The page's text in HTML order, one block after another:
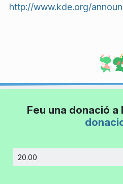
http://www.kde.org/
Feu una donació a